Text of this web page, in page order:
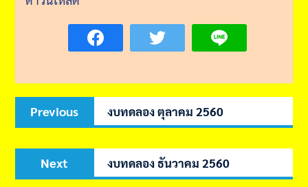
Post
navigation
Previous
post:
งบทดลอง ตุลาคม 2560
Next
post:
งบทดลอง ธันวาคม 2560